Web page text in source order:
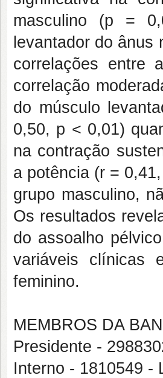
masculino (p =
levantador do
correlações entre
correlação
do músculo
0,50, p < 0,01)
na contração
a potência (r =
grupo masculino,
Os resultados
do assoalho
variáveis clínicas
feminino.
MEMBROS DA
Presidente -
Interno - 1810549 -